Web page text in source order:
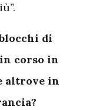
di
corso in
altrove in